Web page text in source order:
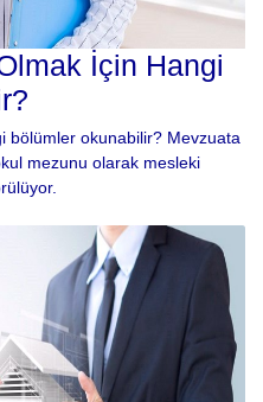
İçin Hangi
bölümler okunabilir? Mevzuata
mezunu olarak mesleki